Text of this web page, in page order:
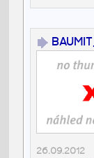
26.09.2012